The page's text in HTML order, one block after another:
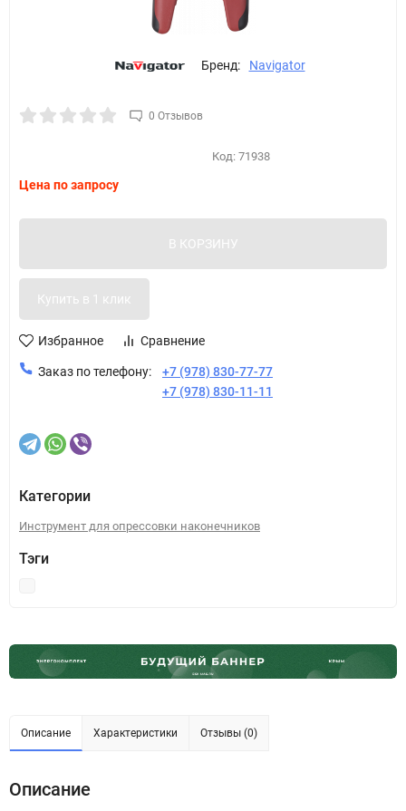
Бренд: Navigator
0 Отзывов
Код: 71938
Цена по запросу
В КОРЗИНУ
Избранное Сравнение
Заказ по телефону:
+7 (978) 830-77-77
+7 (978) 830-11-11
Категории
Инструмент для опрессовки наконечников
Тэги
Описание Характеристики Отзывы (0)
Описание